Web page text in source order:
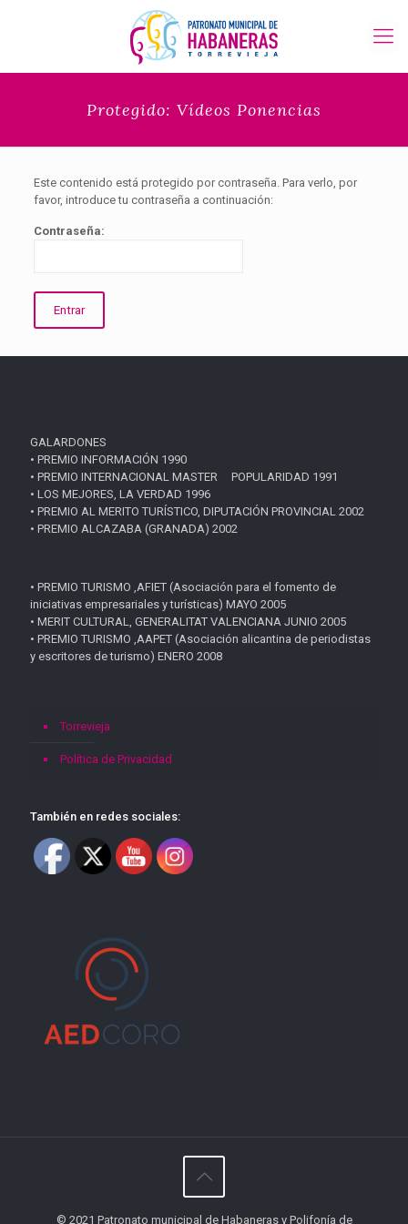
Protegido: Vídeos Ponencias
Este contenido está protegido por contraseña. Para verlo, por
favor, introduce tu contraseña a continuación:
Contraseña:
GALARDONES
• PREMIO INFORMACIÓN 1990
• PREMIO INTERNACIONAL MASTER POPULARIDAD 1991
• LOS MEJORES, LA VERDAD 1996
• PREMIO AL MERITO TURÍSTICO, DIPUTACIÓN PROVINCIAL 2002
• PREMIO ALCAZABA (GRANADA) 2002
• PREMIO TURISMO ,AFIET (Asociación para el fomento de
iniciativas empresariales y turísticas) MAYO 2005
• MERIT CULTURAL, GENERALITAT VALENCIANA JUNIO 2005
• PREMIO TURISMO ,AAPET (Asociación alicantina de periodistas
y escritores de turismo) ENERO 2008
Torrevieja
Política de Privacidad
También en redes sociales:
© 2021 Patronato municipal de Habaneras y Polifonía de